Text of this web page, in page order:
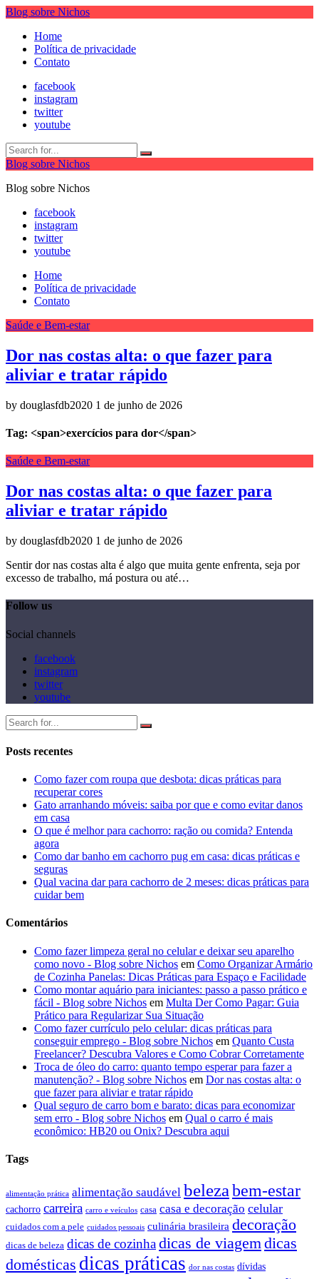
Blog sobre Nichos
Home
Política de privacidade
Contato
facebook
instagram
twitter
youtube
Blog sobre Nichos
Blog sobre Nichos
facebook
instagram
twitter
youtube
Home
Política de privacidade
Contato
Saúde e Bem-estar
Dor nas costas alta: o que fazer para
aliviar e tratar rápido
by douglasfdb2020 1 de junho de 2026
Tag: <span>exercícios para dor</span>
Saúde e Bem-estar
Dor nas costas alta: o que fazer para
aliviar e tratar rápido
by douglasfdb2020 1 de junho de 2026
Sentir dor nas costas alta é algo que muita gente enfrenta, seja por
excesso de trabalho, má postura ou até…
Follow us
Social channels
facebook
instagram
twitter
youtube
Posts recentes
Como fazer com roupa que desbota: dicas práticas para
recuperar cores
Gato arranhando móveis: saiba por que e como evitar danos
em casa
O que é melhor para cachorro: ração ou comida? Entenda
agora
Como dar banho em cachorro pug em casa: dicas práticas e
seguras
Qual vacina dar para cachorro de 2 meses: dicas práticas para
cuidar bem
Comentários
Como fazer limpeza geral no celular e deixar seu aparelho
como novo - Blog sobre Nichos em Como Organizar Armário
de Cozinha Panelas: Dicas Práticas para Espaço e Facilidade
Como montar aquário para iniciantes: passo a passo prático e
fácil - Blog sobre Nichos em Multa Der Como Pagar: Guia
Prático para Regularizar Sua Situação
Como fazer currículo pelo celular: dicas práticas para
conseguir emprego - Blog sobre Nichos em Quanto Custa
Freelancer? Descubra Valores e Como Cobrar Corretamente
Troca de óleo do carro: quanto tempo esperar para fazer a
manutenção? - Blog sobre Nichos em Dor nas costas alta: o
que fazer para aliviar e tratar rápido
Qual seguro de carro bom e barato: dicas para economizar
sem erro - Blog sobre Nichos em Qual o carro é mais
econômico: HB20 ou Onix? Descubra aqui
Tags
alimentação prática alimentação saudável belezabem-estar
cachorro carreira carro e veículos casa casa e decoração celular
cuidados com a pele cuidados pessoais culinária brasileira decoração
dicas de beleza dicas de cozinhadicas de viagemdicas
domésticas dicas práticas dor nas costas dívidas